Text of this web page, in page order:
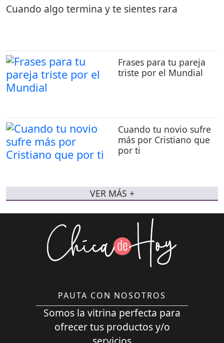
Cuando algo termina y te sientes rara
Frases para tu pareja
triste por el Mundial
Cuando tu novio sufre
más por Cristiano que
por ti
VER MÁS +
PAUTA CON NOSOTROS
Somos la vitrina perfecta para
ofrecer tus productos y/o